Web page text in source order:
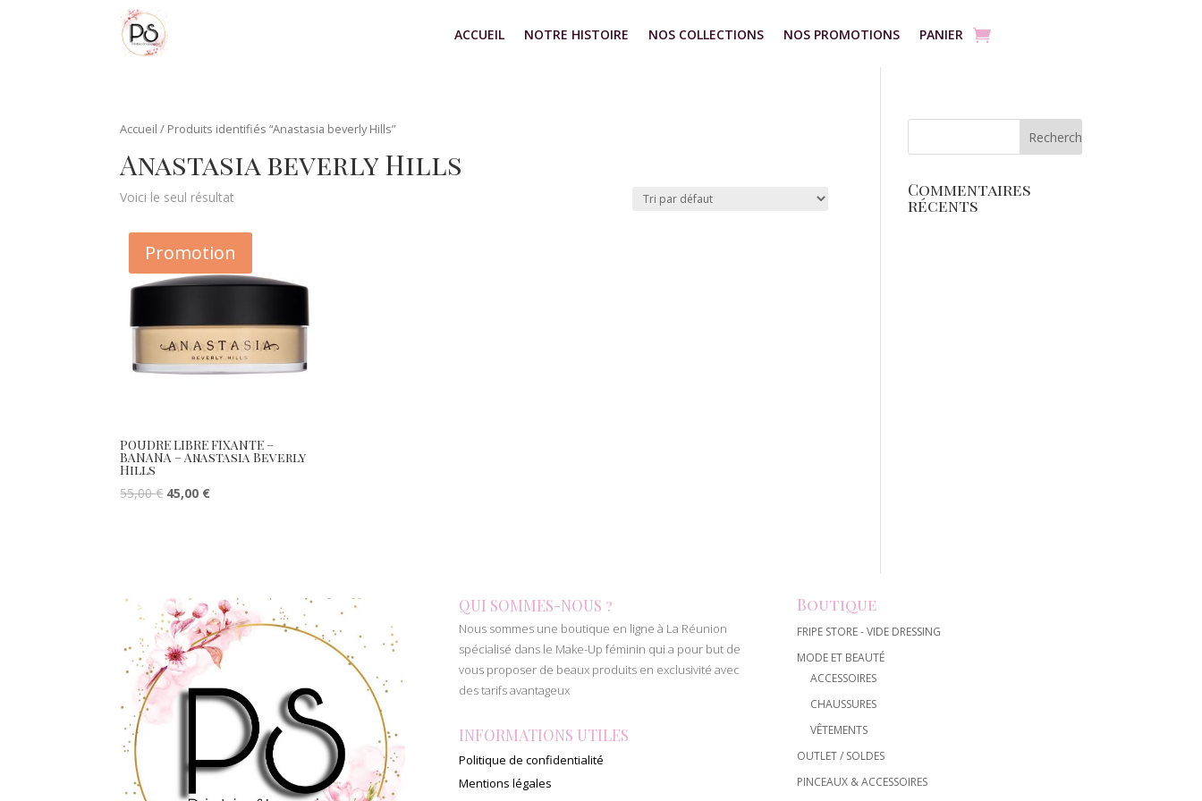
ACCUEIL NOTRE HISTOIRE NOS COLLECTIONS NOS PROMOTIONS PANIER
Accueil / Produits identifiés “Anastasia beverly Hills”
Anastasia beverly Hills
Voici le seul résultat
Promotion
POUDRE LIBRE FIXANTE –
BANANA – Anastasia Beverly
Hills
55,00€ 45,00 €
Commentaires
récents
QUI SOMMES-NOUS ?
Nous sommes une boutique en ligne à La Réunion
spécialisé dans le Make-Up féminin qui a pour but de
vous proposer de beaux produits en exclusivité avec
des tarifs avantageux
INFORMATIONS UTILES
Politique de confidentialité
Mentions légales
Boutique
FRIPE STORE - VIDE DRESSING
MODE ET BEAUTÉ
ACCESSOIRES
CHAUSSURES
VÊTEMENTS
OUTLET / SOLDES
PINCEAUX & ACCESSOIRES